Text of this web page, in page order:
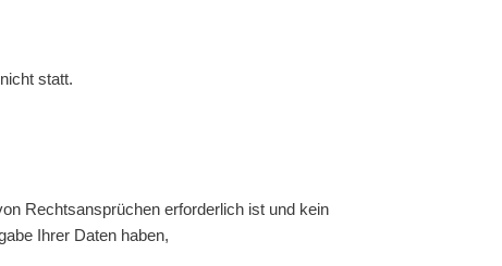
statt.
Rechtsansprüchen erforderlich ist und kein
Ihrer Daten haben,